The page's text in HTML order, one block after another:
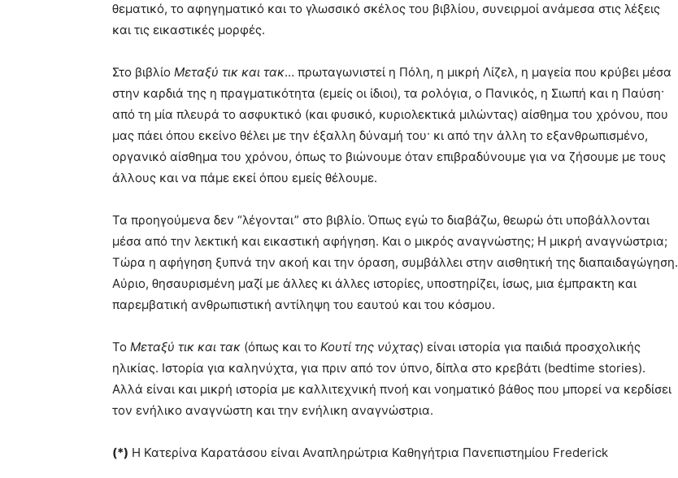
θεματικό, το αφηγηματικό και το γλωσσικό σκέλος του βιβλίου, συνειρμοί ανάμεσα στις λέξεις
και τις εικαστικές μορφές.
Στο βιβλίο Μεταξύ τικ και τακ… πρωταγωνιστεί η Πόλη, η μικρή Λίζελ, η μαγεία που κρύβει μέσα
στην καρδιά της η πραγματικότητα (εμείς οι ίδιοι), τα ρολόγια, ο Πανικός, η Σιωπή και η Παύση·
από τη μία πλευρά το ασφυκτικό (και φυσικό, κυριολεκτικά μιλώντας) αίσθημα του χρόνου, που
μας πάει όπου εκείνο θέλει με την έξαλλη δύναμή του· κι από την άλλη το εξανθρωπισμένο,
οργανικό αίσθημα του χρόνου, όπως το βιώνουμε όταν επιβραδύνουμε για να ζήσουμε με τους
άλλους και να πάμε εκεί όπου εμείς θέλουμε.
Τα προηγούμενα δεν “λέγονται” στο βιβλίο. Όπως εγώ το διαβάζω, θεωρώ ότι υποβάλλονται
μέσα από την λεκτική και εικαστική αφήγηση. Και ο μικρός αναγνώστης; Η μικρή αναγνώστρια;
Τώρα η αφήγηση ξυπνά την ακοή και την όραση, συμβάλλει στην αισθητική της διαπαιδαγώγηση.
Αύριο, θησαυρισμένη μαζί με άλλες κι άλλες ιστορίες, υποστηρίζει, ίσως, μια έμπρακτη και
παρεμβατική ανθρωπιστική αντίληψη του εαυτού και του κόσμου.
Το Μεταξύ τικ και τακ (όπως και το Κουτί της νύχτας) είναι ιστορία για παιδιά προσχολικής
ηλικίας. Ιστορία για καληνύχτα, για πριν από τον ύπνο, δίπλα στο κρεβάτι (bedtime stories).
Αλλά είναι και μικρή ιστορία με καλλιτεχνική πνοή και νοηματικό βάθος που μπορεί να κερδίσει
τον ενήλικο αναγνώστη και την ενήλικη αναγνώστρια.
(*) Η Κατερίνα Καρατάσου είναι Αναπληρώτρια Καθηγήτρια Πανεπιστημίου Frederick